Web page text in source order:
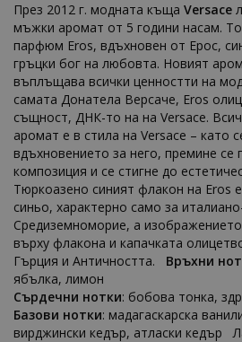
През 2012 г. модната къща Versace
мъжки аромат от 5 години насам.
парфюм Eros, вдъхновен от Ерос,
гръцки бог на любовта. Новият
въплъщава всички ценностти на
самата Донатела Версаче, Eros
същност, ДНК-то на на Versace.
аромат е в стила на Versace – като
вдъхновението за него, премине
композиция и се стигне до
Тюркоазено синият флакон на Eros
синьо, характерно само за
Средиземноморие, а
върху флакона и капачката
Гърция и Античността. Връхни
ябълка, лимон
Сърдечни нотки: бобова тонка,
Базови нотки: мадагаскарска
вирджински кедър, атласки кедър